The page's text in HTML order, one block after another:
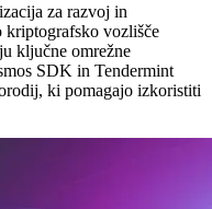
za razvoj in
kriptografsko vozlišče
ključne omrežne
SDK in Tendermint
ki pomagajo izkoristiti